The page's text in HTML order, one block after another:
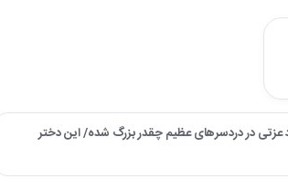
در دردسرهای عظیم چقدر بزرگ شده/ این دختر